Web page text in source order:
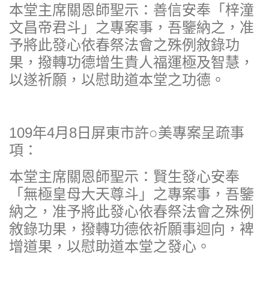
本堂主席關恩師聖示：善信安奉「梓潼
文昌帝君斗」之專案事，吾鑒納之，准
予將此發心依春祭法會之殊例敘錄功
果，撥轉功德增生貴人福運極及智慧，
以遂祈願，以慰助道本堂之功德。
109年4月8日屏東市許○美專案呈疏事
項：
本堂主席關恩師聖示：賢生發心安奉
「無極皇母大天尊斗」之專案事，吾鑒
納之，准予將此發心依春祭法會之殊例
敘錄功果，撥轉功德依祈願事迴向，裨
增道果，以慰助道本堂之發心。